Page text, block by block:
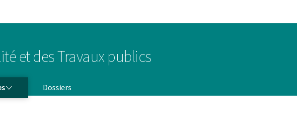
et des Travaux publics
Dossiers